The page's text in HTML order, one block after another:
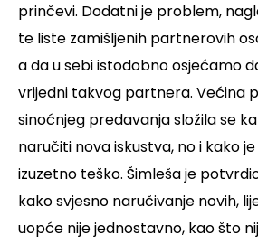
prinčevi. Dodatni je problem,
te liste zamišljenih partnerovih
a da u sebi istodobno osjećamo
vrijedni takvog partnera. Većina
sinoćnjeg predavanja složila se
naručiti nova iskustva, no i kako
izuzetno teško. Šimleša je
kako svjesno naručivanje novih,
uopće nije jednostavno, kao što